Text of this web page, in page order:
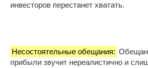
инвесторов перестанет хватать.
Несостоятельные обещания:
прибыли звучит нереалистично и